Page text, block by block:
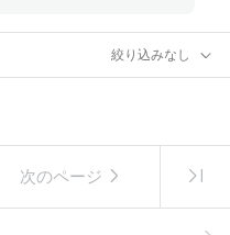
絞り込みなし
次のページ